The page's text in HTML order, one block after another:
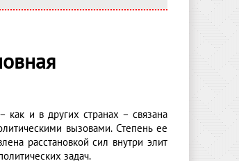
как и в других странах – связана
вызовами. Степень ее
расстановкой сил внутри элит
задач.